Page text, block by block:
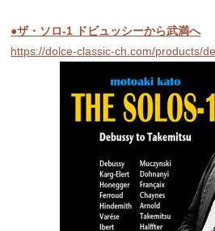
●ザ・ソロ-1 ドビュッシーから武満へ
https://dolce-classic-ch.com/products/